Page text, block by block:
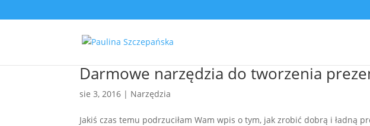
Darmowe narzędzia do tworzenia
sie 3, 2016 | Narzędzia
Jakiś czas temu podrzuciłam Wam wpis o tym, jak zrobić dobrą i ładną